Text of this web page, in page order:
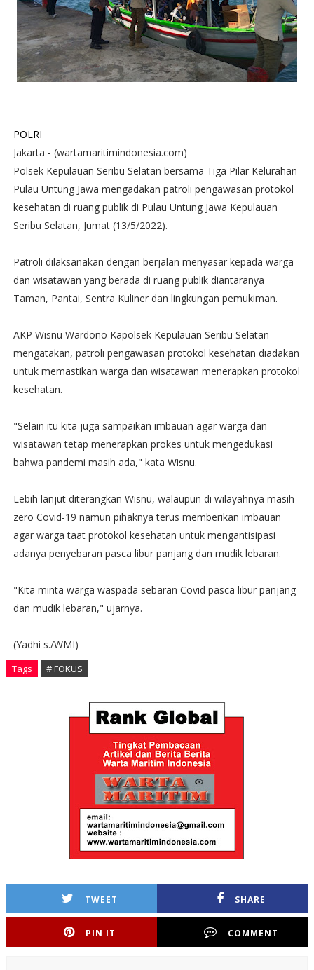
POLRI
Jakarta - (wartamaritimindonesia.com)
Polsek Kepulauan Seribu Selatan bersama Tiga Pilar Kelurahan
Pulau Untung Jawa mengadakan patroli pengawasan protokol
kesehatan di ruang publik di Pulau Untung Jawa Kepulauan
Seribu Selatan, Jumat (13/5/2022).
Patroli dilaksanakan dengan berjalan menyasar kepada warga
dan wisatawan yang berada di ruang publik diantaranya
Taman, Pantai, Sentra Kuliner dan lingkungan pemukiman.
AKP Wisnu Wardono Kapolsek Kepulauan Seribu Selatan
mengatakan, patroli pengawasan protokol kesehatan diadakan
untuk memastikan warga dan wisatawan menerapkan protokol
kesehatan.
"Selain itu kita juga sampaikan imbauan agar warga dan
wisatawan tetap menerapkan prokes untuk mengedukasi
bahwa pandemi masih ada," kata Wisnu.
Lebih lanjut diterangkan Wisnu, walaupun di wilayahnya masih
zero Covid-19 namun pihaknya terus memberikan imbauan
agar warga taat protokol kesehatan untuk mengantisipasi
adanya penyebaran pasca libur panjang dan mudik lebaran.
"Kita minta warga waspada sebaran Covid pasca libur panjang
dan mudik lebaran," ujarnya.
(Yadhi s./WMI)
Tags # FOKUS
TWEET SHARE
PIN IT COMMENT